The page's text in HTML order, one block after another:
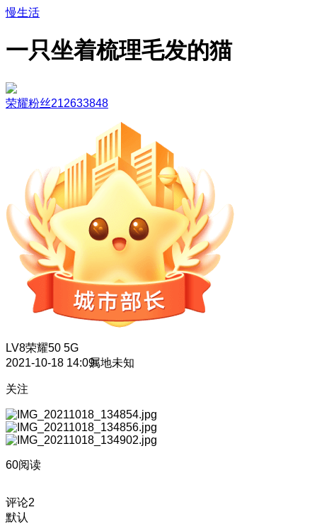
慢生活
一只坐着梳理毛发的猫
荣耀粉丝212633848
LV8荣耀50 5G
2021-10-18 14:09属地未知
关注
60阅读
评论2
默认